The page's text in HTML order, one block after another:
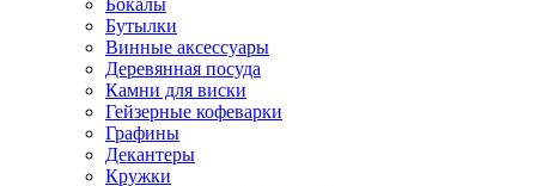
Бокалы
Бутылки
Винные аксессуары
Деревянная посуда
Камни для виски
Гейзерные кофеварки
Графины
Декантеры
Кружки